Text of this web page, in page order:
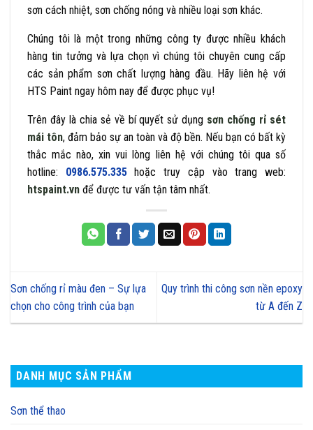
sơn cách nhiệt, sơn chống nóng và nhiều loại sơn khác.
Chúng tôi là một trong những công ty được nhiều khách
hàng tin tưởng và lựa chọn vì chúng tôi chuyên cung cấp
các sản phẩm sơn chất lượng hàng đầu. Hãy liên hệ với
HTS Paint ngay hôm nay để được phục vụ!
Trên đây là chia sẻ về bí quyết sử dụng sơn chống rỉ sét
mái tôn, đảm bảo sự an toàn và độ bền. Nếu bạn có bất kỳ
thắc mắc nào, xin vui lòng liên hệ với chúng tôi qua số
hotline: 0986.575.335 hoặc truy cập vào trang web:
htspaint.vn để được tư vấn tận tâm nhất.
Sơn chống rỉ màu đen – Sự lựa
chọn cho công trình của bạn
Quy trình thi công sơn nền epoxy
từ A đến Z
DANH MỤC SẢN PHẨM
Sơn thể thao